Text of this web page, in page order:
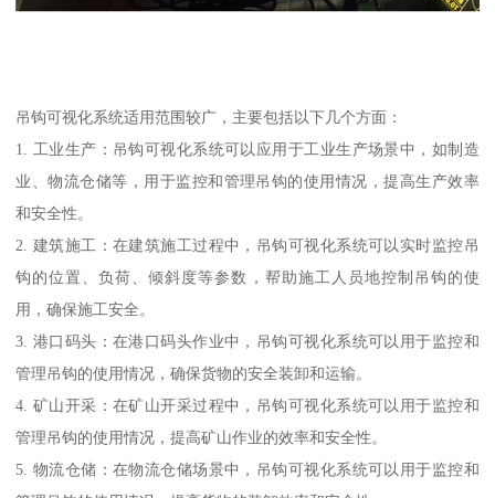
吊钩可视化系统适用范围较广，主要包括以下几个方面：
1. 工业生产：吊钩可视化系统可以应用于工业生产场景中，如制造
业、物流仓储等，用于监控和管理吊钩的使用情况，提高生产效率
和安全性。
2. 建筑施工：在建筑施工过程中，吊钩可视化系统可以实时监控吊
钩的位置、负荷、倾斜度等参数，帮助施工人员地控制吊钩的使
用，确保施工安全。
3. 港口码头：在港口码头作业中，吊钩可视化系统可以用于监控和
管理吊钩的使用情况，确保货物的安全装卸和运输。
4. 矿山开采：在矿山开采过程中，吊钩可视化系统可以用于监控和
管理吊钩的使用情况，提高矿山作业的效率和安全性。
5. 物流仓储：在物流仓储场景中，吊钩可视化系统可以用于监控和